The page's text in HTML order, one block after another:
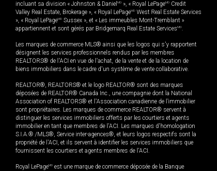
incluant sa division « Johnston & Daniel MD », « Royal LePageMD Credit
Valley Real Estate, Brokerage », « Royal LePageMD West Real Estate Services
», « Royal LePageMD Sussex », et « Les immeubles Mont-Tremblant »
appartiennent et sont gérés par Bridgemarq Real Estate ServicesMD.
Les marques de commerce MLS® ainsi que les logos qui s'y rapportent
désignent les services professionnels rendus par les membres
REALTORS® de l'ACI en vue de l'achat, de la vente et de la location de
biens immobiliers dans le cadre d'un système de vente collaborative.
REALTOR®, REALTORS® et le logo REALTOR® sont des marques
déposées de REALTOR® Canada Inc., une compagnie dont la National
Association of REALTORS® et l'Association canadienne de l’immobilier
sont propriétaires. Les marques de commerce REALTOR® servent à
distinguer les services immobiliers offerts par les courtiers et agents
immobilier en tant que membres de l'ACI. Les marques d'homologation
S.I.A.® /MLS®, Service inter-agences®, et leurs logos respectifs sont la
propriété de l'ACI, et ils servent à identifier les services immobiliers que
fournissent les courtiers et agents membres de l'ACI.
Royal LePageMD est une marque de commerce déposée de la Banque